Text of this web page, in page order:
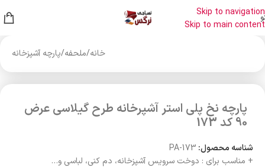
Skip to navigation
Skip to main content
خانه/ملحفه/پارچه آشپزخانه
پارچه نخ پلی استر آشپرخانه طرح گیلاسی عرض
90 کد 173
شناسه محصول: PA-173
+ مناسب برای : دوخت سرویس آشپزخانه، دم کنی، لباسی و…